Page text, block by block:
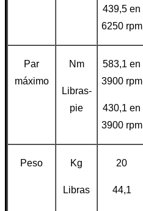
439,5 en
6250 rpm
Par
máximo
Nm
Libras-
pie
583,1 en
3900 rpm
430,1 en
3900 rpm
Peso Kg
Libras
20
44,1